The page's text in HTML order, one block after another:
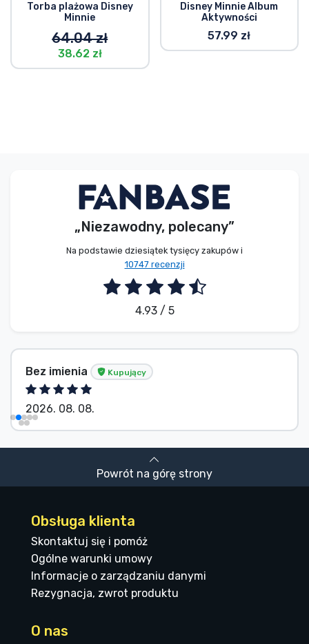
Torba plażowa Disney
Minnie
64.04 zł
38.62 zł
Disney Minnie Album
Aktywności
57.99 zł
„Niezawodny, polecany”
Na podstawie dziesiątek tysięcy zakupów i
10747 recenzji
4.93 / 5
Bez imienia Kupujący
2026. 08. 08.
Powrót na górę strony
Obsługa klienta
Skontaktuj się i pomóż
Ogólne warunki umowy
Informacje o zarządzaniu danymi
Rezygnacja, zwrot produktu
O nas